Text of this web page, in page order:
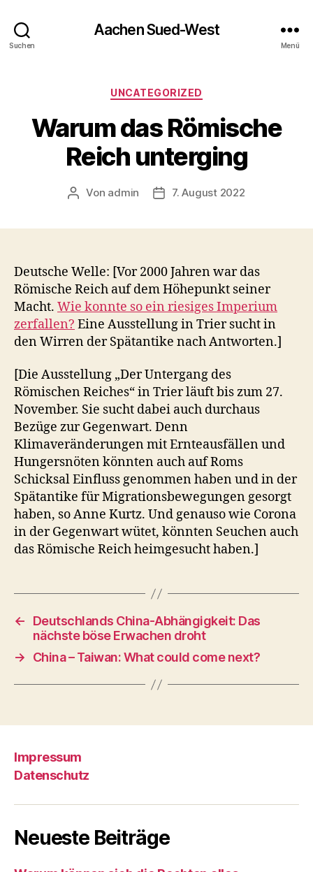
Suchen
Aachen Sued-West
Menü
Kategorien
UNCATEGORIZED
Warum das Römische
Reich unterging
Beitragsautor
Von admin Veröffentlichungsdatum
7. August 2022
Deutsche Welle: [Vor 2000 Jahren war das
Römische Reich auf dem Höhepunkt seiner
Macht. Wie konnte so ein riesiges Imperium
zerfallen? Eine Ausstellung in Trier sucht in
den Wirren der Spätantike nach Antworten.]
[Die Ausstellung „Der Untergang des
Römischen Reiches“ in Trier läuft bis zum 27.
November. Sie sucht dabei auch durchaus
Bezüge zur Gegenwart. Denn
Klimaveränderungen mit Ernteausfällen und
Hungersnöten könnten auch auf Roms
Schicksal Einfluss genommen haben und in der
Spätantike für Migrationsbewegungen gesorgt
haben, so Anne Kurtz. Und genauso wie Corona
in der Gegenwart wütet, könnten Seuchen auch
das Römische Reich heimgesucht haben.]
←
Deutschlands China-Abhängigkeit: Das
nächste böse Erwachen droht
→
China – Taiwan: What could come next?
Impressum
Datenschutz
Neueste Beiträge